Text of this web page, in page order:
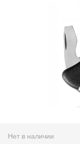
Нет в наличии